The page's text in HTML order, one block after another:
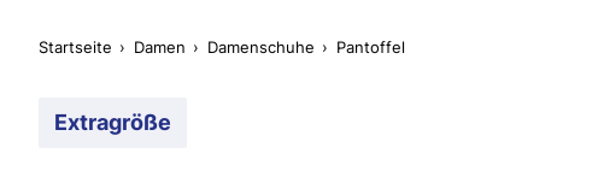
Startseite Damen Damenschuhe Pantoffel
Extragröße